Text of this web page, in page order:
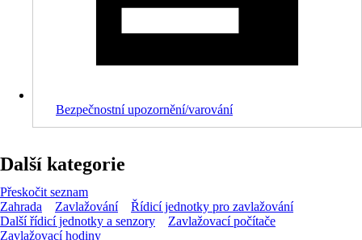
Bezpečnostní upozornění/varování
Další kategorie
Přeskočit seznam
Zahrada
Zavlažování
Řídicí jednotky pro zavlažování
Další řídicí jednotky a senzory
Zavlažovací počítače
Zavlažovací hodiny